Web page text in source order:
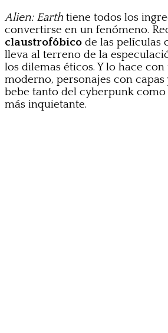
Alien: Earthtiene todos los
convertirse en un fenómeno.
claustrofóbico de las películas
lleva al terreno de la
los dilemas éticos. Y lo hace
moderno, personajes con capas
bebe tanto del cyberpunk
más inquietante.